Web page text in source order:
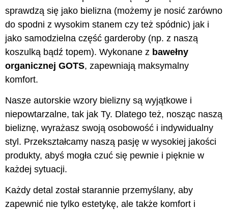
sprawdzą się jako bielizna (możemy je nosić zarówno
do spodni z wysokim stanem czy też spódnic) jak i
jako samodzielna część garderoby (np. z naszą
koszulką bądź topem). Wykonane z bawełny
organicznej GOTS, zapewniają maksymalny
komfort.
Nasze autorskie wzory bielizny są wyjątkowe i
niepowtarzalne, tak jak Ty. Dlatego też, nosząc naszą
bieliznę, wyrażasz swoją osobowość i indywidualny
styl. Przekształcamy naszą pasję w wysokiej jakości
produkty, abyś mogła czuć się pewnie i pięknie w
każdej sytuacji.
Każdy detal został starannie przemyślany, aby
zapewnić nie tylko estetykę, ale także komfort i